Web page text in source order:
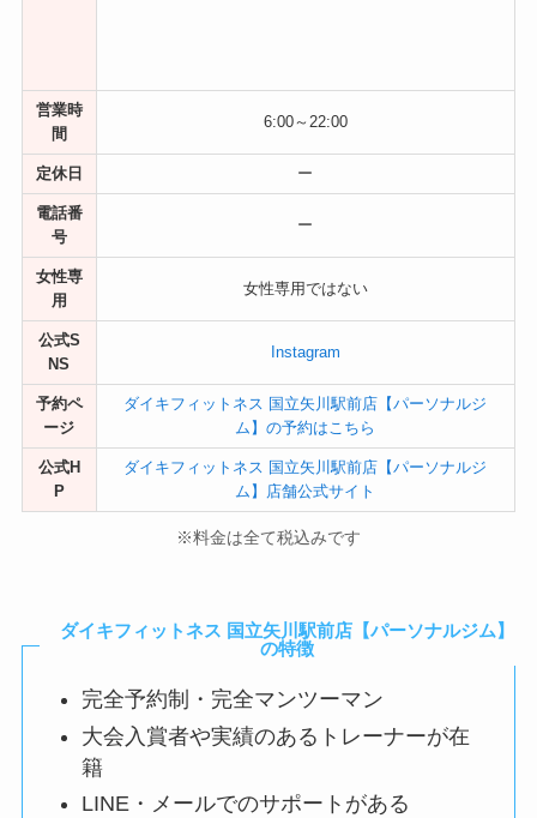
営業時
間
6:00～22:00
定休日 ー
電話番
号
ー
女性専
用
女性専用ではない
公式S
NS
Instagram
予約ペ
ージ
ダイキフィットネス 国立矢川駅前店【パーソナルジ
ム】の予約はこちら
公式H
P
ダイキフィットネス 国立矢川駅前店【パーソナルジ
ム】店舗公式サイト
※料金は全て税込みです
ダイキフィットネス 国立矢川駅前店【パーソナルジム】
の特徴
完全予約制・完全マンツーマン
大会入賞者や実績のあるトレーナーが在
籍
​LINE・メールでのサポートがある